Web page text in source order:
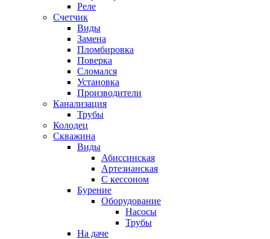
Реле
Счетчик
Виды
Замена
Пломбировка
Поверка
Сломался
Установка
Производители
Канализация
Трубы
Колодец
Скважина
Виды
Абиссинская
Артезианская
С кессоном
Бурение
Оборудование
Насосы
Трубы
На даче